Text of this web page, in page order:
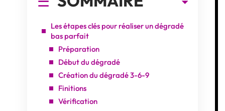
Les étapes clés pour réaliser un dégradé
bas parfait
Préparation
Début du dégradé
Création du dégradé 3-6-9
Finitions
Vérification